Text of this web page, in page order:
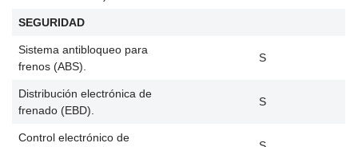
SEGURIDAD
Sistema antibloqueo para
frenos (ABS).
S
Distribución electrónica de
frenado (EBD).
S
Control electrónico de